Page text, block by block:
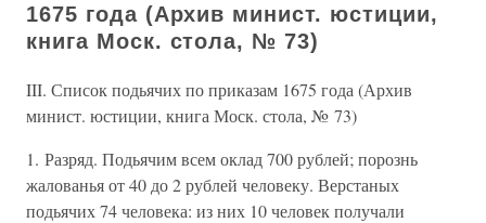
1675 года (Архив минист. юстиции,
книга Моск. стола, № 73)
III. Список подьячих по приказам 1675 года (Архив
минист. юстиции, книга Моск. стола, № 73)
1. Разряд. Подьячим всем оклад 700 рублей; порознь
жалованья от 40 до 2 рублей человеку. Верстаных
подьячих 74 человека: из них 10 человек получали